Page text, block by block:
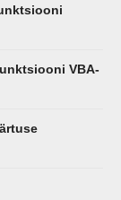
VBA-